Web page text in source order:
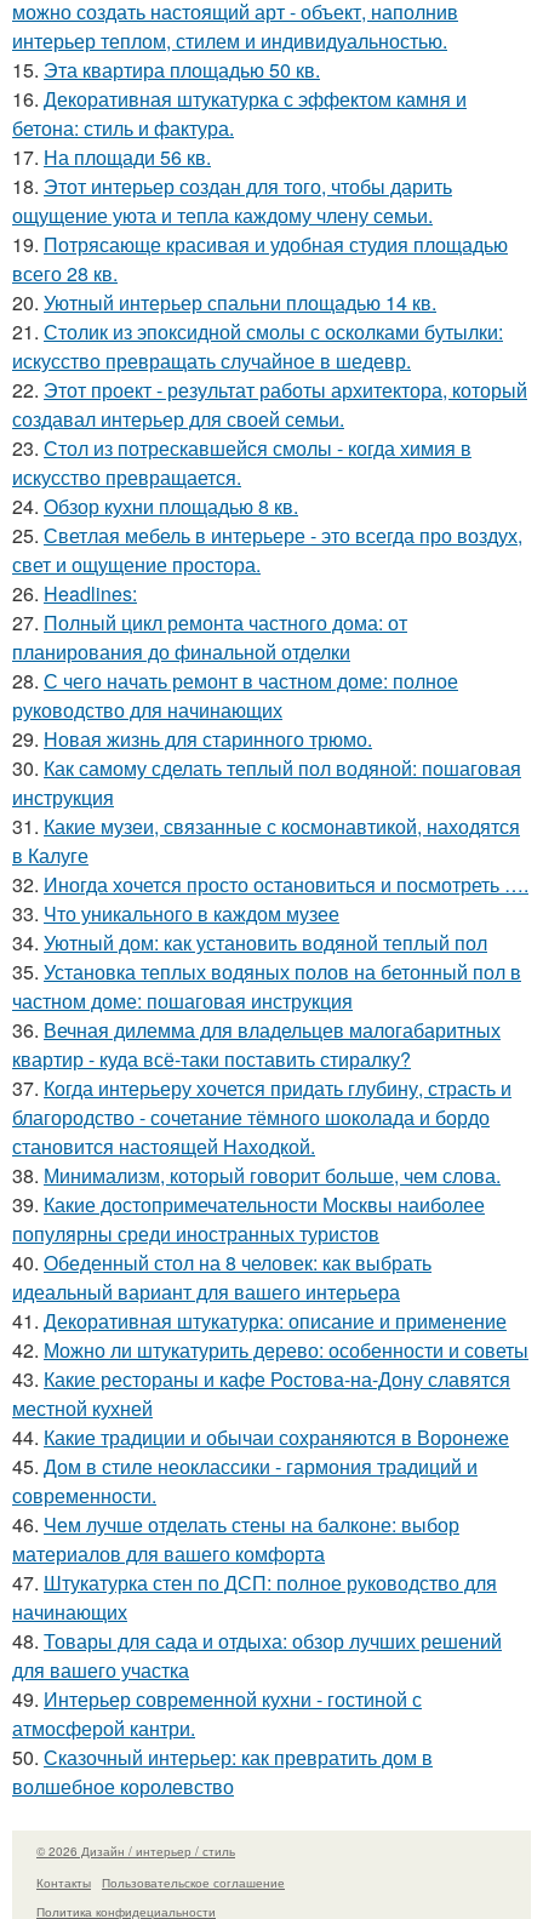
можно создать настоящий арт - объект, наполнив
интерьер теплом, стилем и индивидуальностью.
15. Эта квартира площадью 50 кв.
16. Декоративная штукатурка с эффектом камня и
бетона: стиль и фактура.
17. На площади 56 кв.
18. Этот интерьер создан для того, чтобы дарить
ощущение уюта и тепла каждому члену семьи.
19. Потрясающе красивая и удобная студия площадью
всего 28 кв.
20. Уютный интерьер спальни площадью 14 кв.
21. Столик из эпоксидной смолы с осколками бутылки:
искусство превращать случайное в шедевр.
22. Этот проект - результат работы архитектора, который
создавал интерьер для своей семьи.
23. Стол из потрескавшейся смолы - когда химия в
искусство превращается.
24. Обзор кухни площадью 8 кв.
25. Светлая мебель в интерьере - это всегда про воздух,
свет и ощущение простора.
26. Headlines:
27. Полный цикл ремонта частного дома: от
планирования до финальной отделки
28. С чего начать ремонт в частном доме: полное
руководство для начинающих
29. Новая жизнь для старинного трюмо.
30. Как самому сделать теплый пол водяной: пошаговая
инструкция
31. Какие музеи, связанные с космонавтикой, находятся
в Калуге
32. Иногда хочется просто остановиться и посмотреть ….
33. Что уникального в каждом музее
34. Уютный дом: как установить водяной теплый пол
35. Установка теплых водяных полов на бетонный пол в
частном доме: пошаговая инструкция
36. Вечная дилемма для владельцев малогабаритных
квартир - куда всё-таки поставить стиралку?
37. Когда интерьеру хочется придать глубину, страсть и
благородство - сочетание тёмного шоколада и бордо
становится настоящей Находкой.
38. Минимализм, который говорит больше, чем слова.
39. Какие достопримечательности Москвы наиболее
популярны среди иностранных туристов
40. Обеденный стол на 8 человек: как выбрать
идеальный вариант для вашего интерьера
41. Декоративная штукатурка: описание и применение
42. Можно ли штукатурить дерево: особенности и советы
43. Какие рестораны и кафе Ростова-на-Дону славятся
местной кухней
44. Какие традиции и обычаи сохраняются в Воронеже
45. Дом в стиле неоклассики - гармония традиций и
современности.
46. Чем лучше отделать стены на балконе: выбор
материалов для вашего комфорта
47. Штукатурка стен по ДСП: полное руководство для
начинающих
48. Товары для сада и отдыха: обзор лучших решений
для вашего участка
49. Интерьер современной кухни - гостиной с
атмосферой кантри.
50. Сказочный интерьер: как превратить дом в
волшебное королевство
© 2026 Дизайн / интерьер / стиль
Контакты
Пользовательское соглашение
Политика конфидециальности